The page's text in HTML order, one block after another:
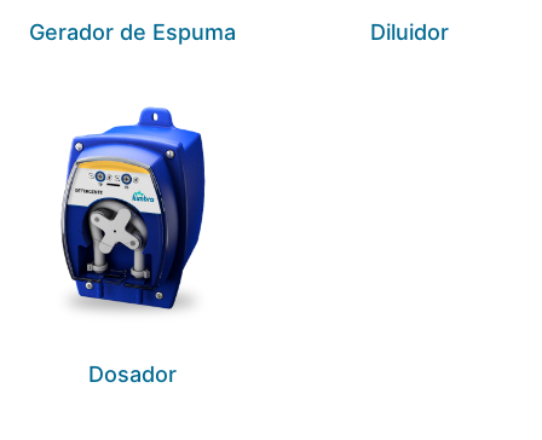
Gerador de Espuma Diluidor
Dosador